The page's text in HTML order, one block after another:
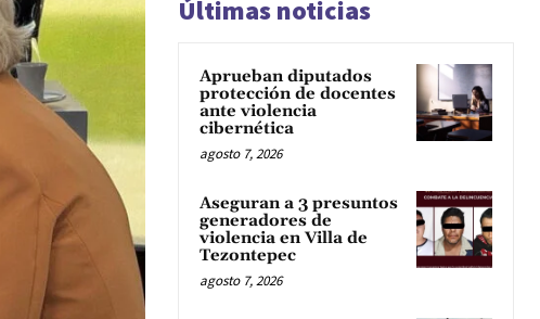
Últimas noticias
Aprueban diputados
protección de docentes
ante violencia
cibernética
agosto 7, 2026
Aseguran a 3 presuntos
generadores de
violencia en Villa de
Tezontepec
agosto 7, 2026